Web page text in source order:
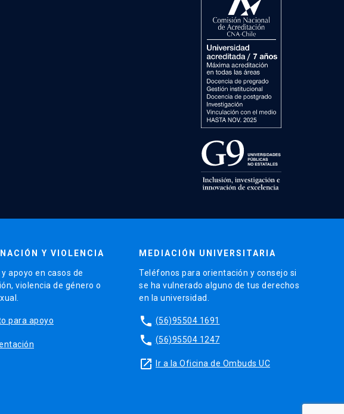
Y VIOLENCIA
apoyo en casos de
violencia de género o
para apoyo
MEDIACIÓN UNIVERSITARIA
Teléfonos para orientación y consejo si
se ha vulnerado alguno de tus derechos
en la universidad.
phone (56)95504 1691
phone (56)95504 1247
launch Ir a la Oficina de Ombuds UC